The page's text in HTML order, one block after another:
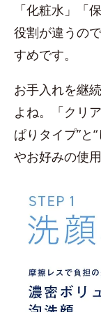
「化粧水」「
役割が違うの
すめです。
お手入れを継
よね。「クリ
ぱりタイプ”と
やお好みの使